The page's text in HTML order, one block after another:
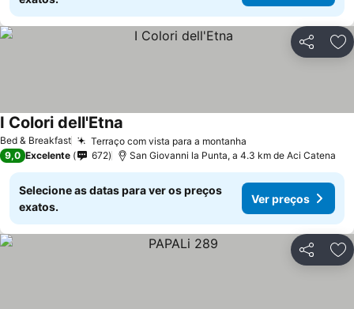
Partilhar
Bed & Breakfast Terraço com vista para a montanha
I Colori dell'Etna
9,0 Excelente 672 San Giovanni la Punta, a 4.3 km de Aci Catena
Selecione as datas para ver os preços
exatos.
Ver preços
Partilhar